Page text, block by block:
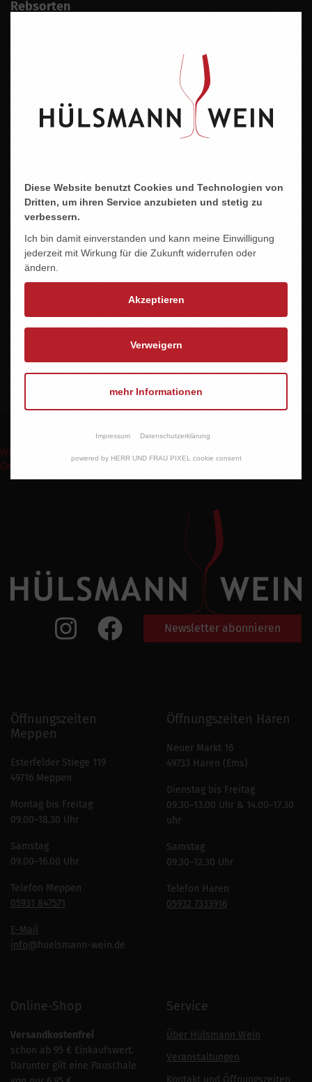
Rebsorten
Geschmacksrichtung
Trocken
Region
Pfalz
Jahrgang
2021
Weinpakete
Geschenke Express
Newsletter abonnieren
Öffnungszeiten
Meppen
Esterfelder Stiege 119
49716 Meppen
Montag bis Freitag
09.00–18.30 Uhr
Samstag
09.00–16.00 Uhr
Telefon Meppen
05931 847571
E-Mail
info@huelsmann-wein.de
Öffnungszeiten Haren
Neuer Markt 16
49733 Haren (Ems)
Dienstag bis Freitag
09.30–13.00 Uhr & 14.00–17.30
uhr
Samstag
09.30–12.30 Uhr
Telefon Haren
05932 7333916
Online-Shop
Versandkostenfrei
schon ab 95 € Einkaufswert.
Darunter gilt eine Pauschale
Service
Über Hülsmann Wein
Veranstaltungen
Diese Website benutzt Cookies und Technologien von
Dritten, um ihren Service anzubieten und stetig zu
verbessern.
Ich bin damit einverstanden und kann meine Einwilligung
jederzeit mit Wirkung für die Zukunft widerrufen oder
ändern.
Akzeptieren
Verweigern
mehr Informationen
Impressum Datenschutzerklärung
powered by HERR UND FRAU PIXEL cookie consent